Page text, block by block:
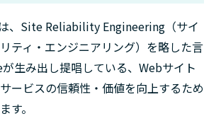
、Site Reliability Engineering（サイ
ティ・エンジニアリング）を略した言
生み出し提唱している、Webサイト
ービスの信頼性・価値を向上するため
す。